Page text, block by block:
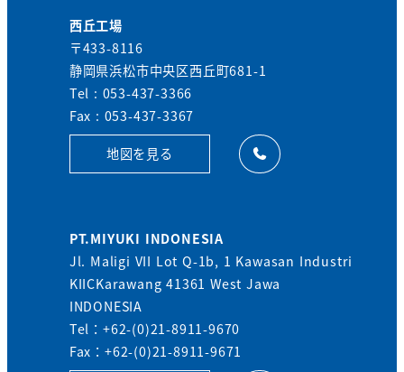
西丘工場
〒433-8116
静岡県浜松市中央区西丘町681-1
Tel : 053-437-3366
Fax : 053-437-3367
地図を見る
PT.MIYUKI INDONESIA
Jl. Maligi VII Lot Q-1b, 1 Kawasan Industri
KIICKarawang 41361 West Jawa
INDONESIA
Tel：+62-(0)21-8911-9670
Fax：+62-(0)21-8911-9671